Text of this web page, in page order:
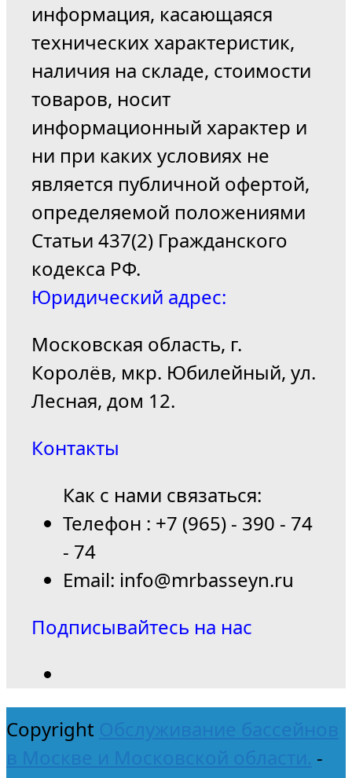
информация, касающаяся
технических характеристик,
наличия на складе, стоимости
товаров, носит
информационный характер и
ни при каких условиях не
является публичной офертой,
определяемой положениями
Статьи 437(2) Гражданского
кодекса РФ.
Юридический адрес:
Московская область, г.
Королёв, мкр. Юбилейный, ул.
Лесная, дом 12.
Контакты
Как с нами связаться:
Телефон : +7 (965) - 390 - 74
- 74
Email: info@mrbasseyn.ru
Подписывайтесь на нас
Copyright Обслуживание бассейнов
в Москве и Московской области. -